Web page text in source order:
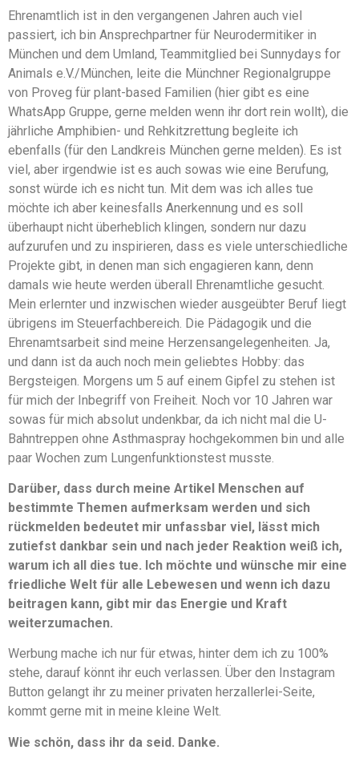
Ehrenamtlich ist in den vergangenen Jahren auch viel
passiert, ich bin Ansprechpartner für Neurodermitiker in
München und dem Umland, Teammitglied bei Sunnydays for
Animals e.V./München, leite die Münchner Regionalgruppe
von Proveg für plant-based Familien (hier gibt es eine
WhatsApp Gruppe, gerne melden wenn ihr dort rein wollt), die
jährliche Amphibien- und Rehkitzrettung begleite ich
ebenfalls (für den Landkreis München gerne melden). Es ist
viel, aber irgendwie ist es auch sowas wie eine Berufung,
sonst würde ich es nicht tun. Mit dem was ich alles tue
möchte ich aber keinesfalls Anerkennung und es soll
überhaupt nicht überheblich klingen, sondern nur dazu
aufzurufen und zu inspirieren, dass es viele unterschiedliche
Projekte gibt, in denen man sich engagieren kann, denn
damals wie heute werden überall Ehrenamtliche gesucht.
Mein erlernter und inzwischen wieder ausgeübter Beruf liegt
übrigens im Steuerfachbereich. Die Pädagogik und die
Ehrenamtsarbeit sind meine Herzensangelegenheiten. Ja,
und dann ist da auch noch mein geliebtes Hobby: das
Bergsteigen. Morgens um 5 auf einem Gipfel zu stehen ist
für mich der Inbegriff von Freiheit. Noch vor 10 Jahren war
sowas für mich absolut undenkbar, da ich nicht mal die U-
Bahntreppen ohne Asthmaspray hochgekommen bin und alle
paar Wochen zum Lungenfunktionstest musste.
Darüber, dass durch meine Artikel Menschen auf
bestimmte Themen aufmerksam werden und sich
rückmelden bedeutet mir unfassbar viel, lässt mich
zutiefst dankbar sein und nach jeder Reaktion weiß ich,
warum ich all dies tue. Ich möchte und wünsche mir eine
friedliche Welt für alle Lebewesen und wenn ich dazu
beitragen kann, gibt mir das Energie und Kraft
weiterzumachen.
Werbung mache ich nur für etwas, hinter dem ich zu 100%
stehe, darauf könnt ihr euch verlassen. Über den Instagram
Button gelangt ihr zu meiner privaten herzallerlei-Seite,
kommt gerne mit in meine kleine Welt.
Wie schön, dass ihr da seid. Danke.